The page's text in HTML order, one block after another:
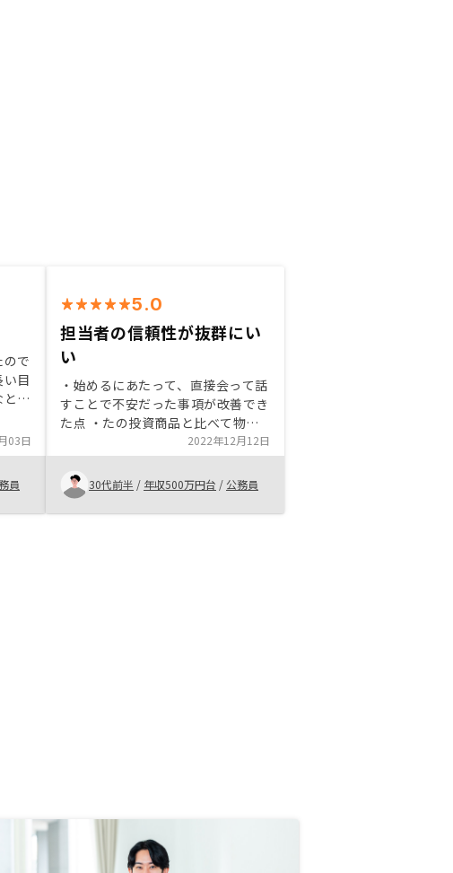
で
目
思
もあ
管理
つ
。
03日
員
5.0
担当者の信頼性が抜群にい
い
・始めるにあたって、直接会って話
すことで不安だった事項が改善でき
た点 ・たの投資商品と比べて物件
がとても良好だった点 ・契約まで
の手続きも担当者がこまめに連絡を
とりスムーズに進めることができた
点 ・担当者の説明が親切でわかり
易く信頼できた点
2022年12月12日
30代前半 / 年収500万円台 / 公務員